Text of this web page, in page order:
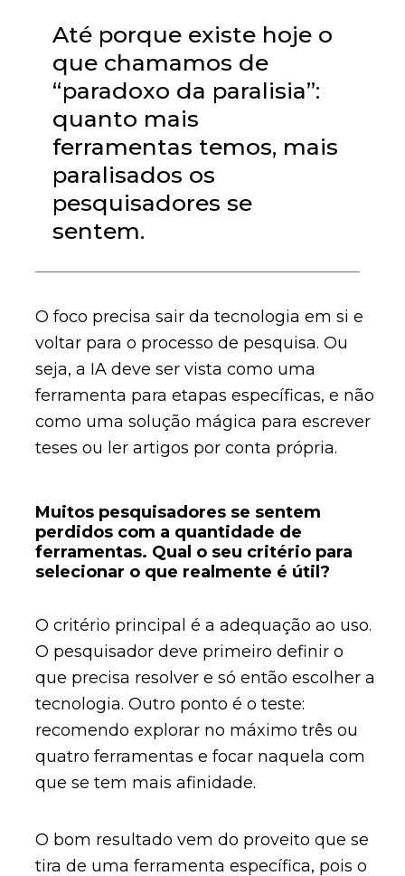
Até porque existe hoje o
que chamamos de
“paradoxo da paralisia”:
quanto mais
ferramentas temos, mais
paralisados os
pesquisadores se
sentem.
O foco precisa sair da tecnologia em si e
voltar para o processo de pesquisa. Ou
seja, a IA deve ser vista como uma
ferramenta para etapas específicas, e não
como uma solução mágica para escrever
teses ou ler artigos por conta própria.
Muitos pesquisadores se sentem
perdidos com a quantidade de
ferramentas. Qual o seu critério para
selecionar o que realmente é útil?
O critério principal é a adequação ao uso.
O pesquisador deve primeiro definir o
que precisa resolver e só então escolher a
tecnologia. Outro ponto é o teste:
recomendo explorar no máximo três ou
quatro ferramentas e focar naquela com
que se tem mais afinidade.
O bom resultado vem do proveito que se
tira de uma ferramenta específica, pois o